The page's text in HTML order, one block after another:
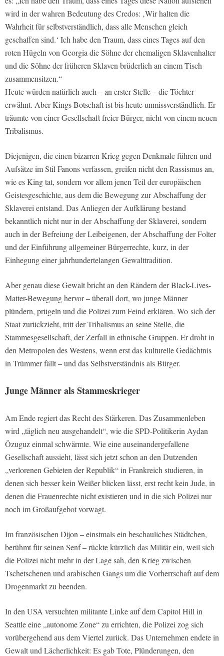
wird in der wahren Bedeutung des Credos: ‚Wir halten die
Wahrheit für selbstverständlich, dass alle Menschen gleich
geschaffen sind.‘ Ich habe den Traum, dass eines Tages auf den
roten Hügeln von Georgia die Söhne der ehemaligen Sklavenhalter
und die Söhne der früheren Sklaven brüderlich an einem Tisch
zusammensitzen.“
Heute würden natürlich auch – an erster Stelle – die Töchter
erwähnt. Aber Kings Botschaft ist bis heute unmissverständlich. Er
träumte von einer Gesellschaft freier Bürger, nicht von einem neuen
Tribalismus.
Diejenigen, die einen bizarren Krieg gegen Denkmale führen und
Aufsätze im Stil Fanons verfassen, greifen nicht den Rassismus an,
wie es King tat, sondern vor allem jenen Teil der europäischen
Geistesgeschichte, aus dem die Bewegung zur Abschaffung der
Sklaverei entstand. Das Anliegen der Aufklärung bestand
bekanntlich nicht nur in der Abschaffung der Sklaverei, sondern
auch in der Befreiung der Leibeigenen, der Abschaffung der Folter
und der Einführung allgemeiner Bürgerrechte, kurz, in der
Einhegung einer jahrhundertelangen Gewalttradition.
Aber genau diese Gewalt bricht an den Rändern der Black-Lives-
Matter-Bewegung hervor – überall dort, wo junge Männer
plündern, prügeln und die Polizei zum Feind erklären. Wo sich der
Staat zurückzieht, tritt der Tribalismus an seine Stelle, die
Stammesgesellschaft, der Zerfall in ethnische Gruppen. Er droht in
den Metropolen des Westens, wenn erst das kulturelle Gedächtnis
in Trümmer fällt – und das Selbstverständnis als Bürger.
Junge Männer als Stammeskrieger
Am Ende regiert das Recht des Stärkeren. Das Zusammenleben
wird „täglich neu ausgehandelt“, wie die SPD-Politikerin Aydan
Özuguz einmal schwärmte. Wie eine auseinandergefallene
Gesellschaft aussieht, lässt sich jetzt schon an den Dutzenden
„verlorenen Gebieten der Republik“ in Frankreich studieren, in
denen sich besser kein Weißer blicken lässt, erst recht kein Jude, in
denen die Frauenrechte nicht existieren und in die sich Polizei nur
noch im Großaufgebot vorwagt.
Im französischen Dijon – einstmals ein beschauliches Städtchen,
berühmt für seinen Senf – rückte kürzlich das Militär ein, weil sich
die Polizei nicht mehr in der Lage sah, den Krieg zwischen
Tschetschenen und arabischen Gangs um die Vorherrschaft auf dem
Drogenmarkt zu beenden.
In den USA versuchten militante Linke auf dem Capitol Hill in
Seattle eine „autonome Zone“ zu errichten, die Polizei zog sich
vorübergehend aus dem Viertel zurück. Das Unternehmen endete in
Gewalt und Lächerlichkeit: Es gab Tote, Plünderungen, den